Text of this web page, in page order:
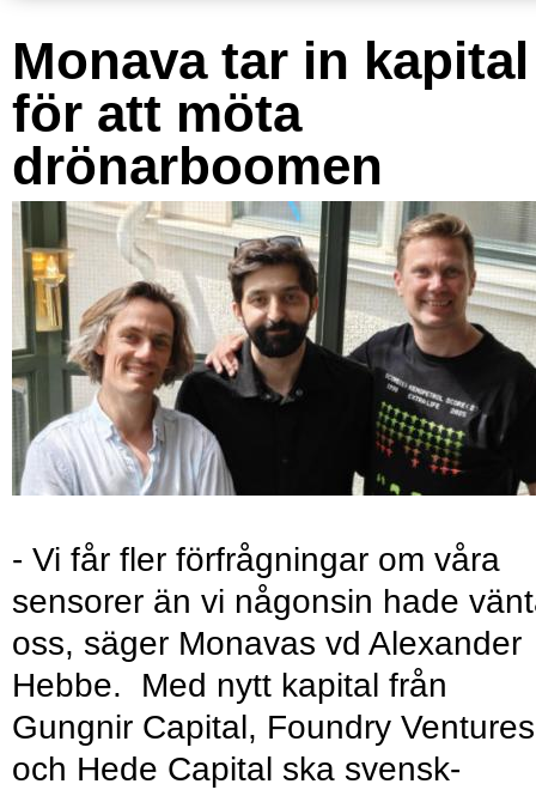
Monava tar in kapital
för att möta
drönarboomen
- Vi får fler förfrågningar om våra
sensorer än vi någonsin hade
oss, säger Monavas vd Alexander
Hebbe. Med nytt kapital från
Gungnir Capital, Foundry Ventures
och Hede Capital ska svensk-